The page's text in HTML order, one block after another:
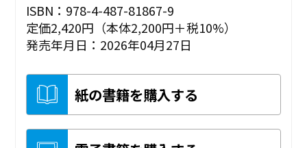
ISBN：978-4-487-81867-9
定価2,420円（本体2,200円＋税10%）
発売年月日：2026年04月27日
紙の書籍を購入する